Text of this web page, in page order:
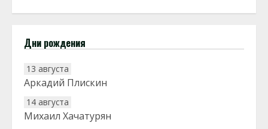
Дни рождения
13 августа
Аркадий Плискин
14 августа
Михаил Хачатурян